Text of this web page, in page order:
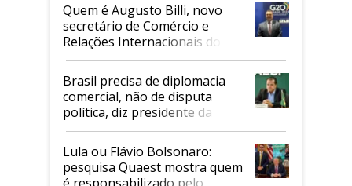
Quem é Augusto Billi, novo
secretário de Comércio e
Relações Internacionais do
Mapa
Brasil precisa de diplomacia
comercial, não de disputa
política, diz presidente da
Faesp
Lula ou Flávio Bolsonaro:
pesquisa Quaest mostra quem